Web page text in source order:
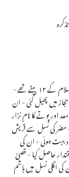
حضرت ابراہیم علیہ السلام کے بیٹے حضرت اسماعیل علیہ السلام کے ١۲ بیٹے تھے -
میں پھیل گئی - ان
اور پوتے کا نام نزار
- مضر کی نسل سے قریش
بہت ہوئی - ان کی
حاصل کیا - قصیّ
اگلی نسل میں ہاشم